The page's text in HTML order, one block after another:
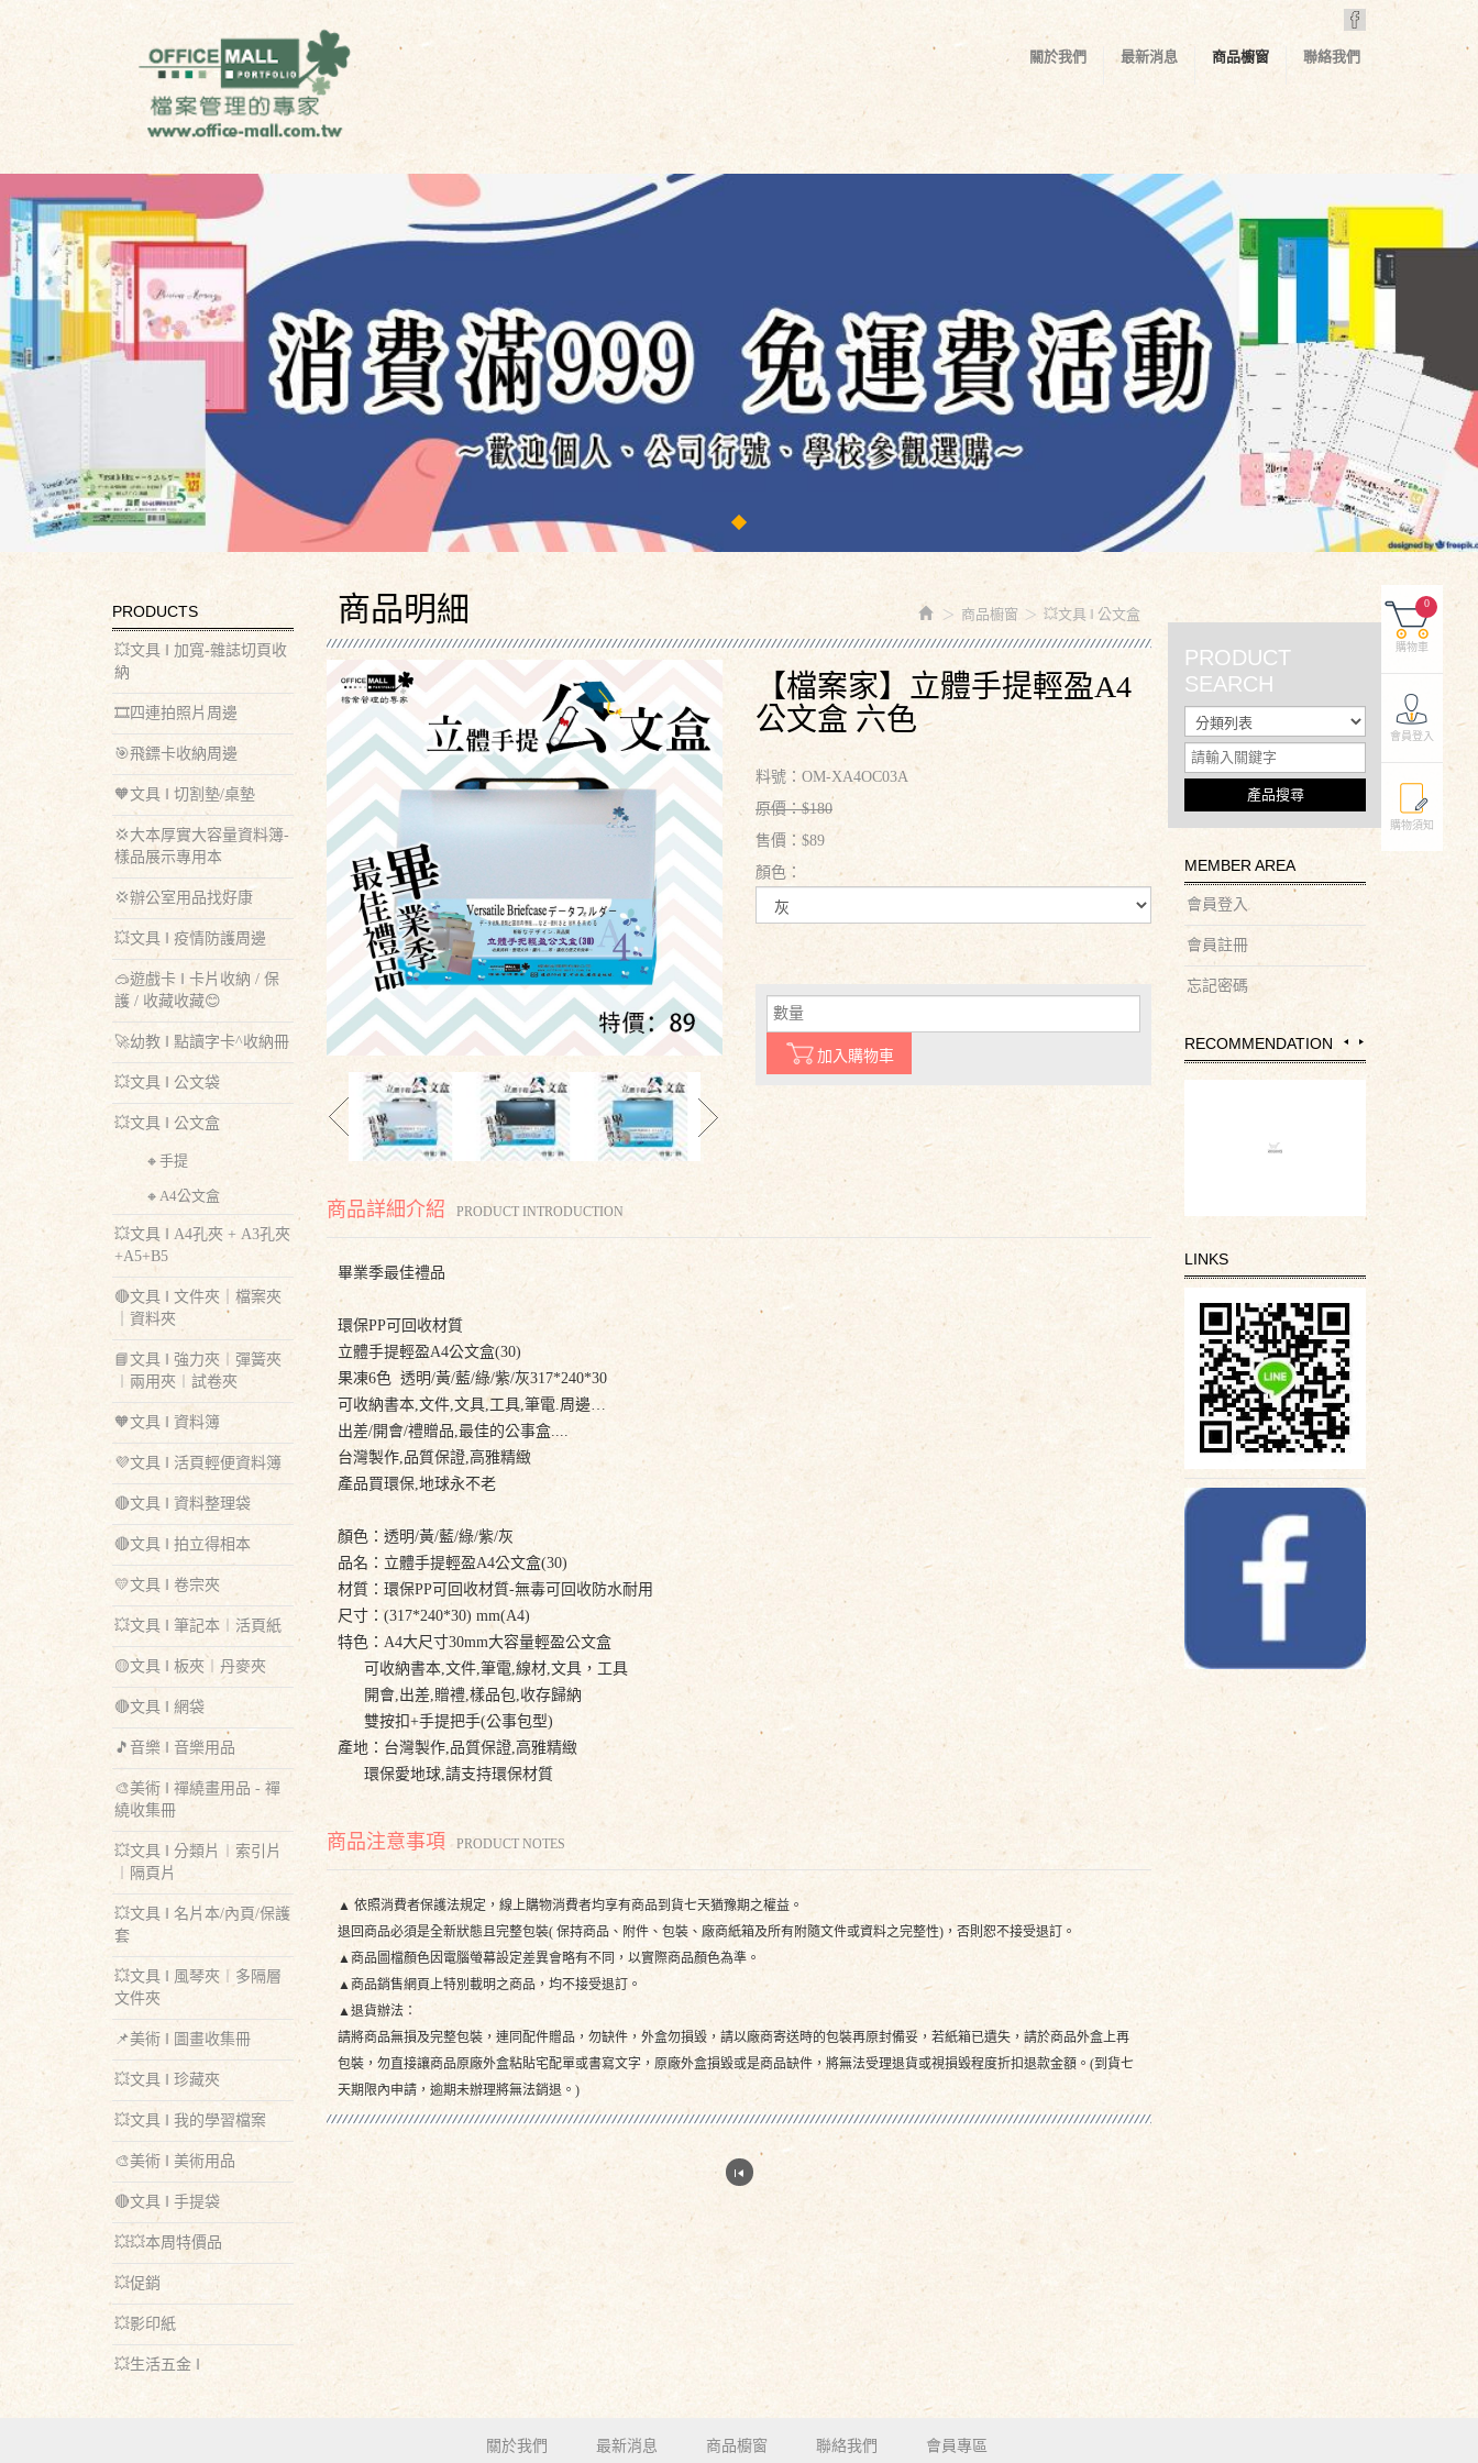
關於我們 最新消息 商品櫥窗 聯絡我們
PRODUCTS
💥文具 ‖ 加寬-雜誌切頁收
納
🎞️四連拍照片周邊
🎯飛鏢卡收納周邊
🧡文具 ‖ 切割墊/桌墊
💢大本厚實大容量資料簿-
樣品展示專用本
💢辦公室用品找好康
💥文具 ‖ 疫情防護周邊
🥽遊戲卡 ‖ 卡片收納 / 保
護 / 收藏收藏😊
🚀幼教 ‖ 點讀字卡^收納冊
💥文具 ‖ 公文袋
💥文具 ‖ 公文盒
🔸手提
🔸A4公文盒
💥文具 ‖ A4孔夾 + A3孔夾
+A5+B5
🔴文具 ‖ 文件夾｜檔案夾
｜資料夾
📘文具 ‖ 強力夾︱彈簧夾
︱兩用夾︱試卷夾
🧡文具 ‖ 資料簿
💜文具 ‖ 活頁輕便資料簿
🔴文具 ‖ 資料整理袋
🔴文具 ‖ 拍立得相本
💛文具 ‖ 卷宗夾
💥文具 ‖ 筆記本︱活頁紙
🟡文具 ‖ 板夾︱丹麥夾
🔴文具 ‖ 網袋
🎵音樂 ‖ 音樂用品
🎨美術 ‖ 禪繞畫用品 - 禪
繞收集冊
💥文具 ‖ 分類片︱索引片
︱隔頁片
💥文具 ‖ 名片本/內頁/保護
套
💥文具 ‖ 風琴夾︱多隔層
文件夾
📌美術 ‖ 圖畫收集冊
💥文具 ‖ 珍藏夾
💥文具 ‖ 我的學習檔案
🎨美術 ‖ 美術用品
🔴文具 ‖ 手提袋
💥💥本周特價品
💥促銷
💥影印紙
💥生活五金 ‖
商品櫥窗 💥文具 ‖ 公文盒
商品明細
【檔案家】立體手提輕盈A4
公文盒 六色
料號：OM-XA4OC03A
原價：$180
售價：$89
顏色：
加入購物車
商品詳細介紹 PRODUCT INTRODUCTION
畢業季最佳禮品
環保PP可回收材質
立體手提輕盈A4公文盒(30)
果凍6色 透明/黃/藍/綠/紫/灰317*240*30
可收納書本,文件,文具,工具,筆電.周邊…
出差/開會/禮贈品,最佳的公事盒....
台灣製作,品質保證,高雅精緻
產品買環保,地球永不老
顏色：透明/黃/藍/綠/紫/灰
品名：立體手提輕盈A4公文盒(30)
材質：環保PP可回收材質-無毒可回收防水耐用
尺寸：(317*240*30) mm(A4)
特色：A4大尺寸30mm大容量輕盈公文盒
可收納書本,文件,筆電,線材,文具，工具
開會,出差,贈禮,樣品包,收存歸納
雙按扣+手提把手(公事包型)
產地：台灣製作,品質保證,高雅精緻
環保愛地球,請支持環保材質
商品注意事項 PRODUCT NOTES
▲ 依照消費者保護法規定，線上購物消費者均享有商品到貨七天猶豫期之權益。
退回商品必須是全新狀態且完整包裝( 保持商品、附件、包裝、廠商紙箱及所有附隨文件或資料之完整性)，否則恕不接受退訂。
▲商品圖檔顏色因電腦螢幕設定差異會略有不同，以實際商品顏色為準。
▲商品銷售網頁上特別載明之商品，均不接受退訂。
▲退貨辦法：
請將商品無損及完整包裝，連同配件贈品，勿缺件，外盒勿損毀，請以廠商寄送時的包裝再原封備妥，若紙箱已遺失，請於商品外盒上再
包裝，勿直接讓商品原廠外盒粘貼宅配單或書寫文字，原廠外盒損毀或是商品缺件，將無法受理退貨或視損毀程度折扣退款金額。(到貨七
天期限內申請，逾期未辦理將無法銷退。)
PRODUCT
SEARCH
產品搜尋
MEMBER AREA
會員登入
會員註冊
忘記密碼
RECOMMENDATION
LINKS
購物車
0
會員登入
購物須知
關於我們 最新消息 商品櫥窗 聯絡我們 會員專區